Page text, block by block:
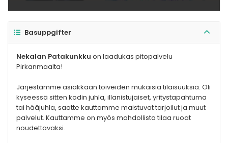
Basuppgifter
Nekalan Patakunkku on laadukas pitopalvelu
Pirkanmaalta!
Järjestämme asiakkaan toiveiden mukaisia tilaisuuksia. Oli
kyseessä sitten kodin juhla, illanistujaiset, yritystapahtuma
tai hääjuhla, saatte kauttamme maistuvat tarjoilut ja muut
palvelut. Kauttamme on myös mahdollista tilaa ruoat
noudettavaksi.